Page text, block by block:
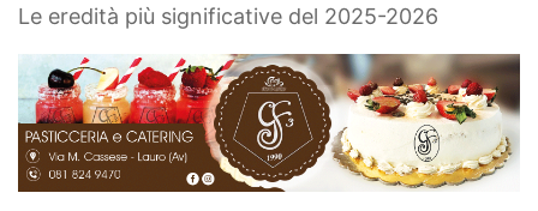
Le eredità più significative del 2025-2026